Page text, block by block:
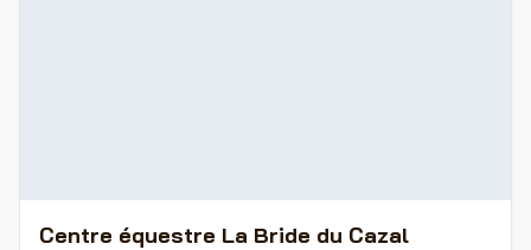
Centre équestre La Bride du Cazal